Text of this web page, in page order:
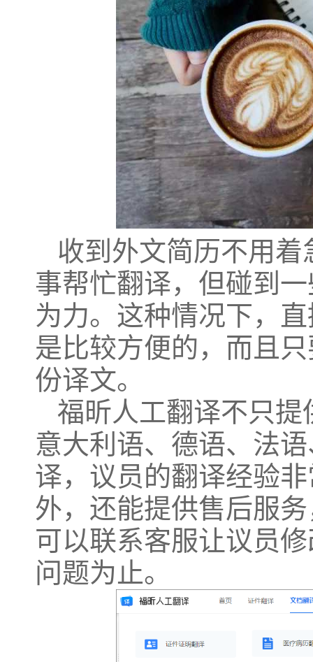
收到外文简历不用
事帮忙翻译，但碰到
为力。这种情况下，
是比较方便的，而且
份译文。
福昕人工翻译不只
意大利语、德语、法
译，议员的翻译经验
外，还能提供售后服
可以联系客服让议员
问题为止。